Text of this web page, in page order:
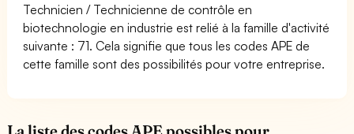
Technicien / Technicienne de contrôle en
biotechnologie en industrie est relié à la famille d'activité
suivante : 71. Cela signifie que tous les codes APE de
cette famille sont des possibilités pour votre entreprise.